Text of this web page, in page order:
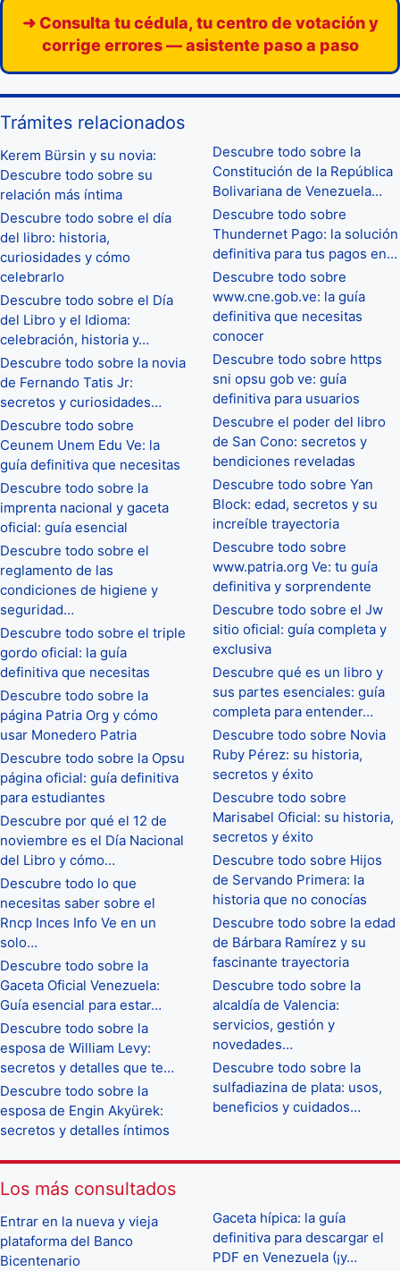
➜ Consulta tu cédula, tu centro de votación y
corrige errores — asistente paso a paso
Trámites relacionados
Kerem Bürsin y su novia:
Descubre todo sobre su
relación más íntima
Descubre todo sobre el día
del libro: historia,
curiosidades y cómo
celebrarlo
Descubre todo sobre el Día
del Libro y el Idioma:
celebración, historia y…
Descubre todo sobre la novia
de Fernando Tatis Jr:
secretos y curiosidades…
Descubre todo sobre
Ceunem Unem Edu Ve: la
guía definitiva que necesitas
Descubre todo sobre la
imprenta nacional y gaceta
oficial: guía esencial
Descubre todo sobre el
reglamento de las
condiciones de higiene y
seguridad…
Descubre todo sobre el triple
gordo oficial: la guía
definitiva que necesitas
Descubre todo sobre la
página Patria Org y cómo
usar Monedero Patria
Descubre todo sobre la Opsu
página oficial: guía definitiva
para estudiantes
Descubre por qué el 12 de
noviembre es el Día Nacional
del Libro y cómo…
Descubre todo lo que
necesitas saber sobre el
Rncp Inces Info Ve en un
solo…
Descubre todo sobre la
Gaceta Oficial Venezuela:
Guía esencial para estar…
Descubre todo sobre la
esposa de William Levy:
secretos y detalles que te…
Descubre todo sobre la
esposa de Engin Akyürek:
secretos y detalles íntimos
Descubre todo sobre la
Constitución de la República
Bolivariana de Venezuela…
Descubre todo sobre
Thundernet Pago: la solución
definitiva para tus pagos en…
Descubre todo sobre
www.cne.gob.ve: la guía
definitiva que necesitas
conocer
Descubre todo sobre https
sni opsu gob ve: guía
definitiva para usuarios
Descubre el poder del libro
de San Cono: secretos y
bendiciones reveladas
Descubre todo sobre Yan
Block: edad, secretos y su
increíble trayectoria
Descubre todo sobre
www.patria.org Ve: tu guía
definitiva y sorprendente
Descubre todo sobre el Jw
sitio oficial: guía completa y
exclusiva
Descubre qué es un libro y
sus partes esenciales: guía
completa para entender…
Descubre todo sobre Novia
Ruby Pérez: su historia,
secretos y éxito
Descubre todo sobre
Marisabel Oficial: su historia,
secretos y éxito
Descubre todo sobre Hijos
de Servando Primera: la
historia que no conocías
Descubre todo sobre la edad
de Bárbara Ramírez y su
fascinante trayectoria
Descubre todo sobre la
alcaldía de Valencia:
servicios, gestión y
novedades…
Descubre todo sobre la
sulfadiazina de plata: usos,
beneficios y cuidados…
Los más consultados
Entrar en la nueva y vieja
plataforma del Banco
Bicentenario
Gaceta hípica: la guía
definitiva para descargar el
PDF en Venezuela (¡y…